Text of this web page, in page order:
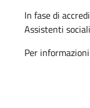
In fase di
Assistenti
Per